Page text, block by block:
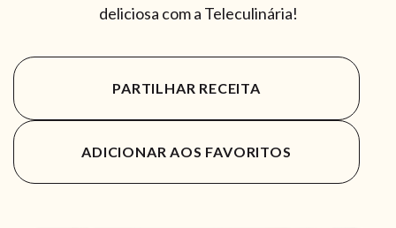
deliciosa com a Teleculinária!
PARTILHAR RECEITA
ADICIONAR AOS FAVORITOS